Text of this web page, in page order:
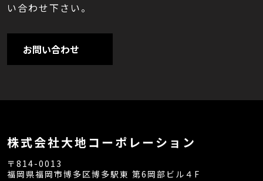
い合わせ下さい。
お問い合わせ
株式会社大地コーポレーション
〒814-0013
福岡県福岡市博多区博多駅東 第6岡部ビル４F